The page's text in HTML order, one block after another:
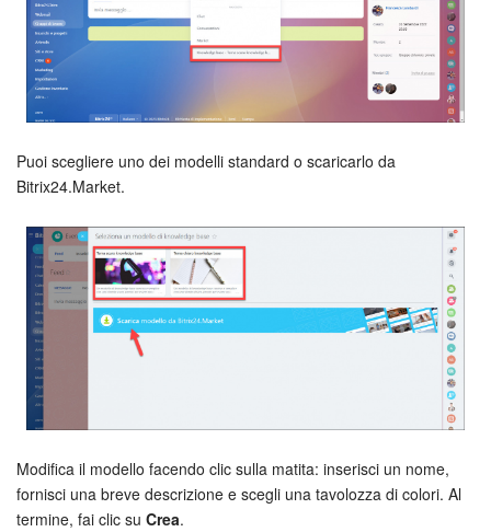
CRM
Contact Center
Sales Center
Analisi CRM
Generatore BI
Bitrix24 Market
Dipendenti
Puoi scegliere uno dei modelli standard o scaricarlo da
Bitrix24.Market.
Modifica il modello facendo clic sulla matita: inserisci un nome,
fornisci una breve descrizione e scegli una tavolozza di colori. Al
termine, fai clic su Crea.